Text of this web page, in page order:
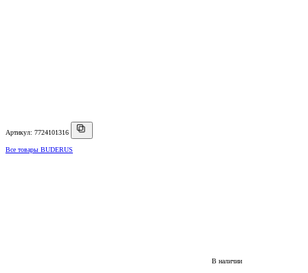
Артикул: 7724101316
Все товары BUDERUS
В наличии